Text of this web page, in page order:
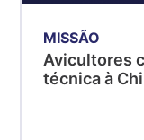
MISSÃO
Avicultores
técnica à